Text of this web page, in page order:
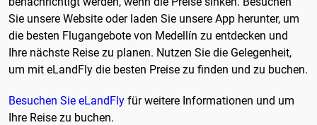
Sie unsere Website oder laden Sie unsere App herunter, um
die besten Flugangebote von Medellín zu entdecken und
Ihre nächste Reise zu planen. Nutzen Sie die Gelegenheit,
um mit eLandFly die besten Preise zu finden und zu buchen.
Besuchen Sie eLandFly für weitere Informationen und um
Ihre Reise zu buchen.